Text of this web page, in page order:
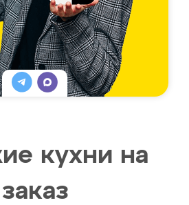
кухни на
заказ